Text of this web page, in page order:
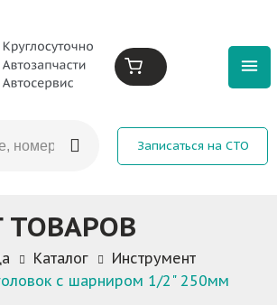
Записаться на СТО
ТОВАРОВ
Каталог
Инструмент
с шарниром 1/2" 250мм